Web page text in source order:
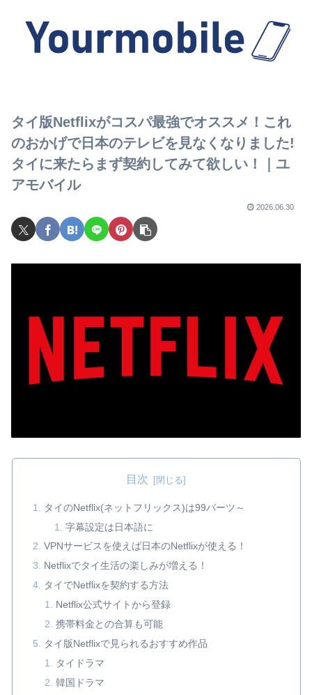
タイ版Netflixがコスパ最強でオススメ！これ
のおかげで日本のテレビを見なくなりました!
タイに来たらまず契約してみて欲しい！｜ユ
アモバイル
2026.06.30
目次
タイのNetflix(ネットフリックス)は99バーツ～
字幕設定は日本語に
VPNサービスを使えば日本のNetflixが使える！
Netflixでタイ生活の楽しみが増える！
タイでNetflixを契約する方法
Netflix公式サイトから登録
携帯料金との合算も可能
タイ版Netflixで見られるおすすめ作品
タイドラマ
韓国ドラマ